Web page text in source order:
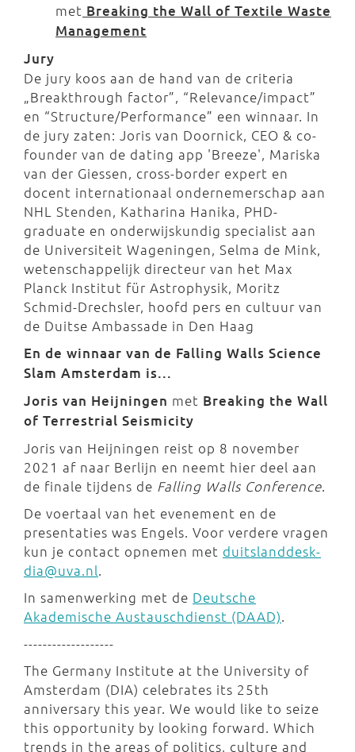
met Breaking the Wall of Textile Waste
Management
Jury
De jury koos aan de hand van de criteria
„Breakthrough factor”, “Relevance/impact”
en “Structure/Performance” een winnaar. In
de jury zaten: Joris van Doornick, CEO & co-
founder van de dating app 'Breeze', Mariska
van der Giessen, cross-border expert en
docent internationaal ondernemerschap aan
NHL Stenden, Katharina Hanika, PHD-
graduate en onderwijskundig specialist aan
de Universiteit Wageningen, Selma de Mink,
wetenschappelijk directeur van het Max
Planck Institut für Astrophysik, Moritz
Schmid-Drechsler, hoofd pers en cultuur van
de Duitse Ambassade in Den Haag
En de winnaar van de Falling Walls Science
Slam Amsterdam is...
Joris van Heijningen met Breaking the Wall
of Terrestrial Seismicity
Joris van Heijningen reist op 8 november
2021 af naar Berlijn en neemt hier deel aan
de finale tijdens de Falling Walls Conference.
De voertaal van het evenement en de
presentaties was Engels. Voor verdere vragen
kun je contact opnemen met duitslanddesk-
dia@uva.nl.
In samenwerking met de Deutsche
Akademische Austauschdienst (DAAD).
-------------------
The Germany Institute at the University of
Amsterdam (DIA) celebrates its 25th
anniversary this year. We would like to seize
this opportunity by looking forward. Which
trends in the areas of politics, culture and